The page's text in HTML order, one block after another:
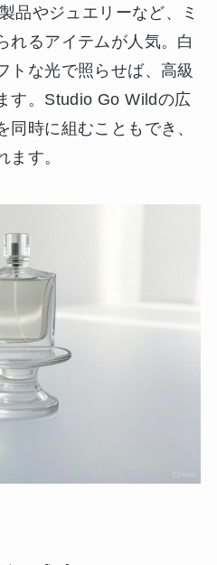
品やジュエリーなど、ミ
れるアイテムが人気。白
トな光で照らせば、高級
す。Studio Go Wildの広
同時に組むこともでき、
ます。